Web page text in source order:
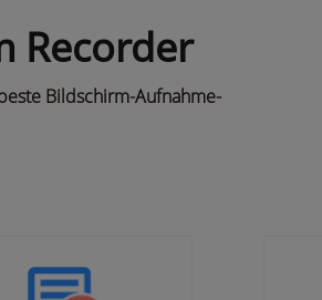
Recorder
Bildschirm-Aufnahme-